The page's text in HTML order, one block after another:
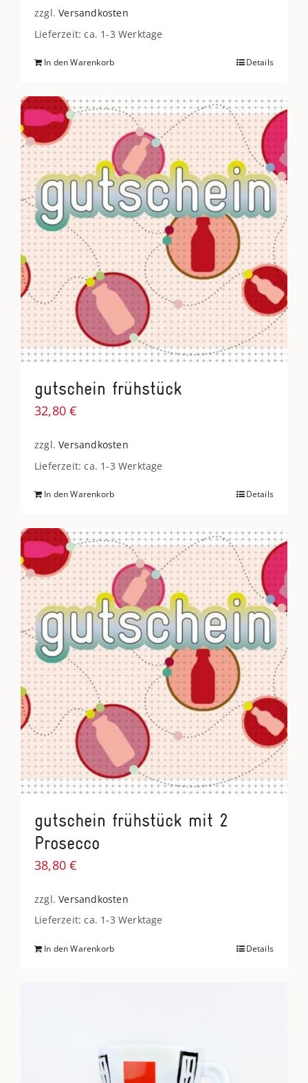
zzgl.Versandkosten
Lieferzeit: ca. 1-3 Werktage
In den Warenkorb Details
gutschein frühstück
32,80€
zzgl.Versandkosten
Lieferzeit: ca. 1-3 Werktage
In den Warenkorb Details
gutschein frühstück mit 2
Prosecco
38,80€
zzgl.Versandkosten
Lieferzeit: ca. 1-3 Werktage
In den Warenkorb Details